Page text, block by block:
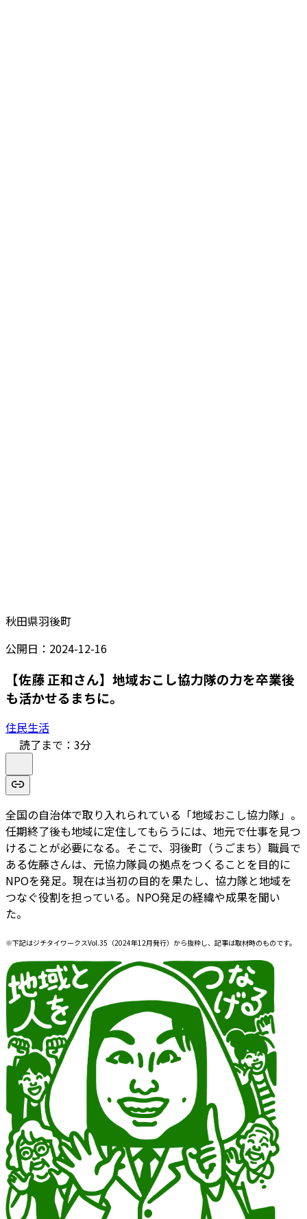
秋田県羽後町
公開日： 2024-12-16
【佐藤 正和さん】地域おこし協力隊の力を卒業後
も活かせるまちに。
住民生活
読了まで： 3分
全国の自治体で取り入れられている「地域おこし協力隊」。
任期終了後も地域に定住してもらうには、地元で仕事を見つ
けることが必要になる。そこで、羽後町（うごまち）職員で
ある佐藤さんは、元協力隊員の拠点をつくることを目的に
NPOを発足。現在は当初の目的を果たし、協力隊と地域を
つなぐ役割を担っている。NPO発足の経緯や成果を聞い
た。
※下記はジチタイワークスVol.35（2024年12月発行）から抜粋し、記事は取材時のものです。